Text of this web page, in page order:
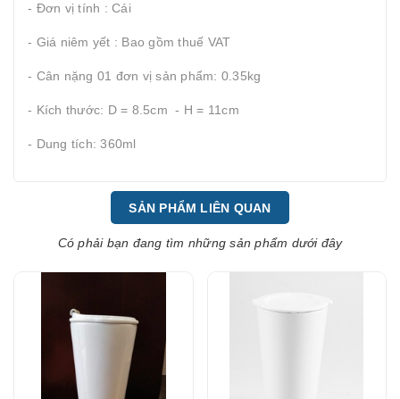
- Đơn vị tính : Cái
- Giá niêm yết : Bao gồm thuế VAT
- Cân nặng 01 đơn vị sản phẩm: 0.35kg
- Kích thước: D = 8.5cm - H = 11cm
- Dung tích: 360ml
SẢN PHẨM LIÊN QUAN
Có phải bạn đang tìm những sản phẩm dưới đây